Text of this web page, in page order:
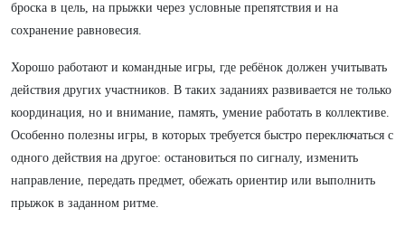
броска в цель, на прыжки через условные препятствия и на
сохранение равновесия.
Хорошо работают и командные игры, где ребёнок должен учитывать
действия других участников. В таких заданиях развивается не только
координация, но и внимание, память, умение работать в коллективе.
Особенно полезны игры, в которых требуется быстро переключаться с
одного действия на другое: остановиться по сигналу, изменить
направление, передать предмет, обежать ориентир или выполнить
прыжок в заданном ритме.